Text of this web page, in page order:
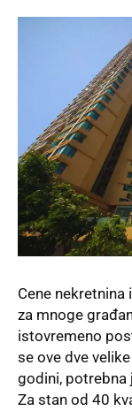
Cene
za mnoge
istovremeno
se ove dve
godini, potrebna
Za stan od 40